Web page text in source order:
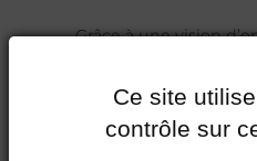
Grâce à une vision
prévoyance, retraite…).
Quel que soit votre
Ce site
contrôle sur